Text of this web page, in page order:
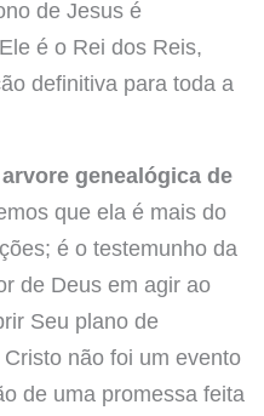
de Jesus é
é o Rei dos Reis,
definitiva para toda a
arvore genealógica de
que ela é mais do
é o testemunho da
de Deus em agir ao
Seu plano de
não foi um evento
de uma promessa feita